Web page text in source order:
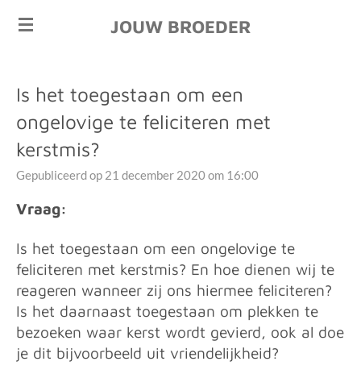
Ga
hoofdinhoud
JOUW BROEDER
Is het toegestaan om een
ongelovige te feliciteren met
kerstmis?
Gepubliceerd op 21 december 2020 om 16:00
Vraag:
Is het toegestaan om een ongelovige te
feliciteren met kerstmis? En hoe dienen wij te
reageren wanneer zij ons hiermee feliciteren?
Is het daarnaast toegestaan om plekken te
bezoeken waar kerst wordt gevierd, ook al doe
je dit bijvoorbeeld uit vriendelijkheid?